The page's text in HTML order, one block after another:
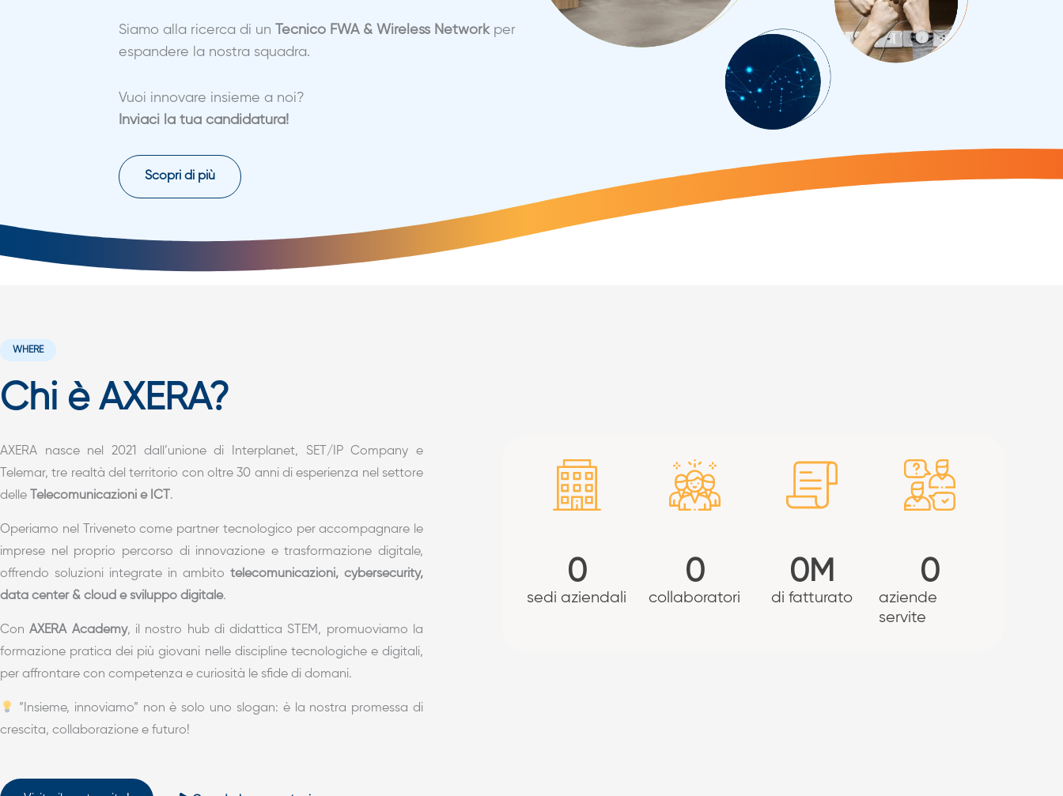
Siamo alla ricerca di un Tecnico FWA & Wireless Networkper
espandere la nostra squadra.
Vuoi innovare insieme a noi?
Inviaci la tua candidatura!
Scopri di più
WHERE
Chi è AXERA?
AXERA nasce nel 2021 dall’unione di Interplanet, SET/IP Company e
Telemar, tre realtà del territorio con oltre 30 anni di esperienza nel settore
delle
Telecomunicazioni e ICT .
Operiamo nel Triveneto come partner tecnologico per accompagnare le
imprese nel proprio percorso di innovazione e trasformazione digitale,
offrendo soluzioni integrate in ambito telecomunicazioni, cybersecurity,
data center & cloud e sviluppo digitale.
ConAXERA Academy, il nostro hub di didattica STEM, promuoviamo la
formazione pratica dei più giovani nelle discipline tecnologiche e digitali,
per affrontare con competenza e curiosità le sfide di domani.
“Insieme, innoviamo” non è solo uno slogan: è la nostra promessa di
crescita, collaborazione e futuro!
sedi aziendali
0
collaboratori
0
di fatturato
0M
aziende
servite
0